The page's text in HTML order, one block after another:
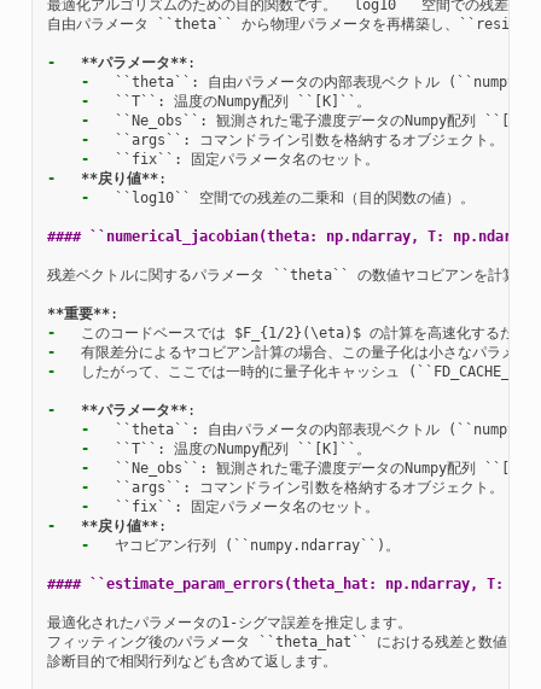
最適化アルゴリズムのための目的関数です。``log10`` 空間での残差の二
自由パラメータ ``theta`` から物理パラメータを再構築し、
- **パラメータ**
-
-
-
-
-
-
**戻り値**
-
  ``log10`` 空間での残差の二乗和（目的関数の値）。
#### ``numerical_jacobian(theta: np.ndarray, T:
残差ベクトルに関するパラメータ ``theta`` の数値ヤコビアンを計算し
**重要**
-
-
-
したがって、ここでは一時的に量子化キャッシュ
- **パラメータ**
-
-
-
-
-
-
**戻り値**
-
  ヤコビアン行列 (``numpy.ndarray``)。
#### ``estimate_param_errors(theta_hat: np.ndarray,
最適化されたパラメータの1-シグマ誤差を推定します。
フィッティング後のパラメータ ``theta_hat`` における残差と数値ヤコ
診断目的で相関行列なども含めて返します。